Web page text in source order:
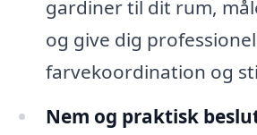
gardiner til dit rum,
og give dig
farvekoordination og
Nem og praktisk